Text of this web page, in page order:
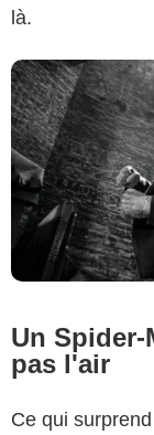
là.
Un
pas l'air
Ce qui